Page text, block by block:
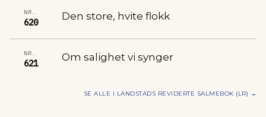
NR.
620
Den store, hvite flokk
NR.
621
Om salighet vi synger
SE ALLE I LANDSTADS REVIDERTE SALMEBOK (LR) →